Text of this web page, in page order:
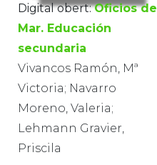
Digital obert: Oficios de
Mar. Educación
secundaria
Vivancos Ramón, Mª
Victoria; Navarro
Moreno, Valeria;
Lehmann Gravier,
Priscila